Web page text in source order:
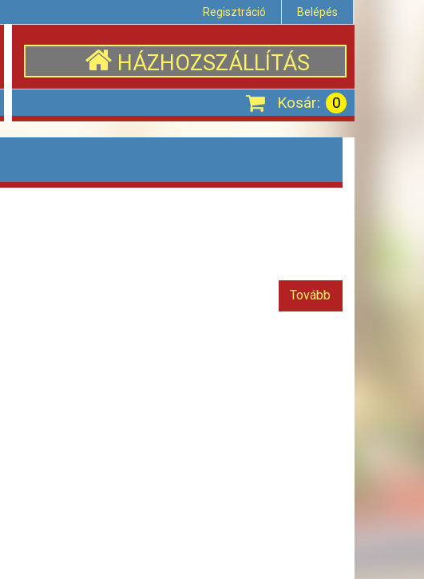
Regisztráció Belépés
HÁZHOZSZÁLLÍTÁS
Kosár: 0
Tovább